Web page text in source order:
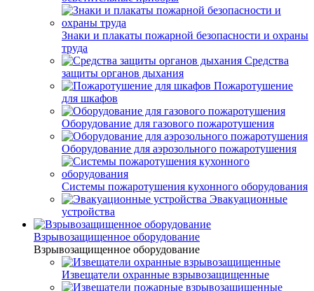
Знаки и плакаты пожарной безопасности и охраны
труда
Средства
защиты органов дыхания
Пожаротушение
для шкафов
Оборудование для газового пожаротушения
Оборудование для аэрозольного пожаротушения
Системы пожаротушения кухонного оборудования
Эвакуационные
устройства
Взрывозащищенное оборудование
Взрывозащищенное оборудование
Извещатели охранные взрывозащищенные